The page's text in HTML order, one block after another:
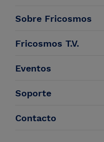
Sobre Fricosmos
Fricosmos T.V.
Eventos
Soporte
Contacto